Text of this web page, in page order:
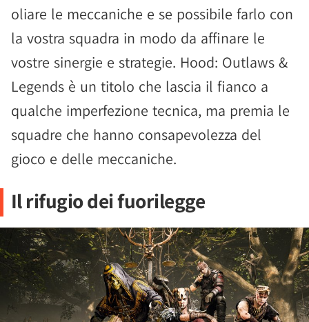
oliare le meccaniche e se possibile farlo con
la vostra squadra in modo da affinare le
vostre sinergie e strategie. Hood: Outlaws &
Legends è un titolo che lascia il fianco a
qualche imperfezione tecnica, ma premia le
squadre che hanno consapevolezza del
gioco e delle meccaniche.
Il rifugio dei fuorilegge